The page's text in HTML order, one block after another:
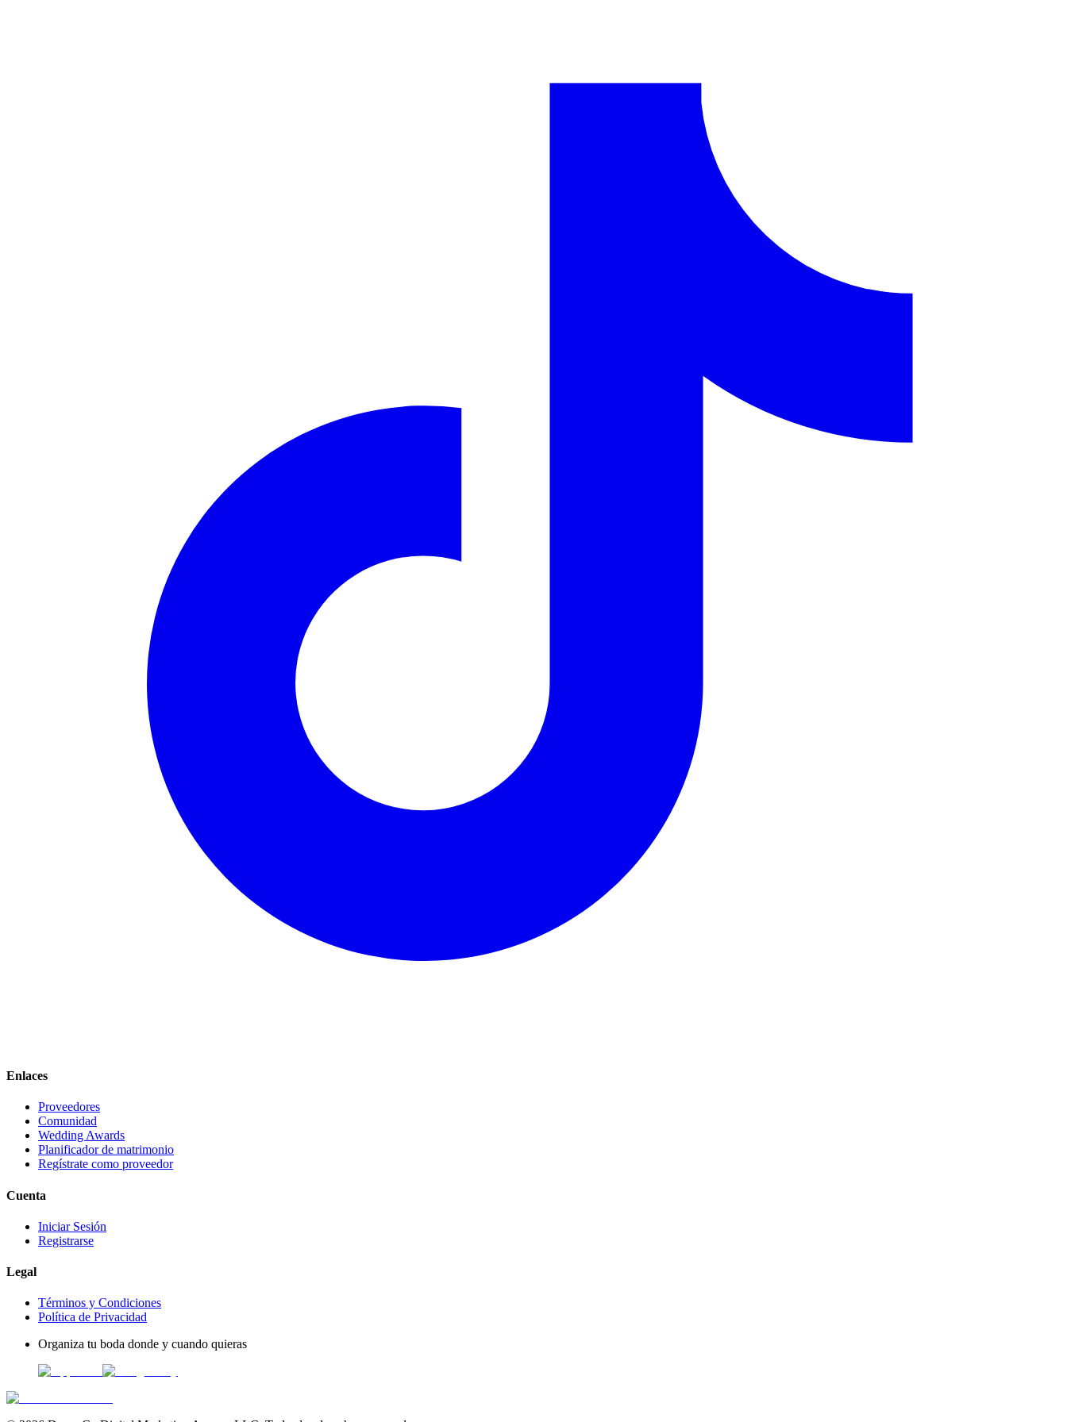
Enlaces
Proveedores
Comunidad
Wedding Awards
Planificador de matrimonio
Regístrate como proveedor
Cuenta
Iniciar Sesión
Registrarse
Legal
Términos y Condiciones
Política de Privacidad
Organiza tu boda donde y cuando quieras